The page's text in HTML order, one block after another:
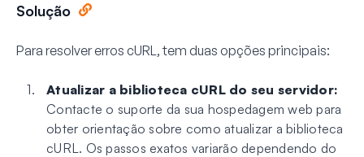
Solução
Para resolver erros cURL, tem duas opções principais:
Atualizar a biblioteca cURL do seu servidor:
Contacte o suporte da sua hospedagem web para
obter orientação sobre como atualizar a biblioteca
cURL. Os passos exatos variarão dependendo do